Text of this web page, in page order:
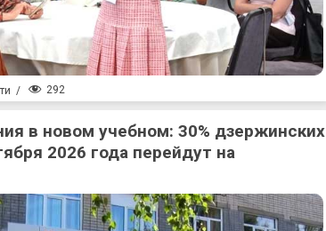
/ 292
в новом учебном: 30% дзержинских
2026 года перейдут на